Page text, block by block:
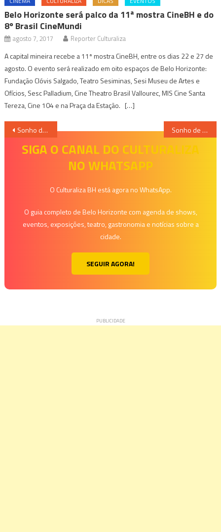
Belo Horizonte será palco da 11ª mostra CineBH e do
8º Brasil CineMundi
agosto 7, 2017 Reporter Culturaliza
A capital mineira recebe a 11ª mostra CineBH, entre os dias 22 e 27 de
agosto. O evento será realizado em oito espaços de Belo Horizonte:
Fundação Clóvis Salgado, Teatro Sesiminas, Sesi Museu de Artes e
Ofícios, Sesc Palladium, Cine Theatro Brasil Vallourec, MIS Cine Santa
Tereza, Cine 104 e na Praça da Estação. […]
Navegação
Sonho de Natal 2025 inaugura a Casa do Papai Noel Matelassê e leva magia às famílias de Barbacena Sonho de Natal Santos Dumont inicia nova tradição natalina com luzes, música e magia na cidade
SIGA O CANAL DO CULTURALIZA
NO WHATSAPP
O Culturaliza BH está agora no WhatsApp.
O guia completo de Belo Horizonte com agenda de shows,
eventos, exposições, teatro, gastronomia e notícias sobre a
cidade.
SEGUIR AGORA!